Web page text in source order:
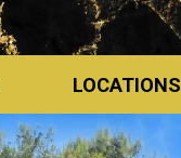
LOCATIONS